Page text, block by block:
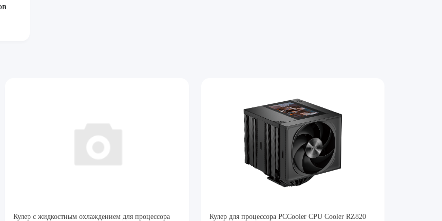
Кулер с жидкостным охлаждением для процессора
Кулер для процессора PCCooler CPU Cooler RZ820